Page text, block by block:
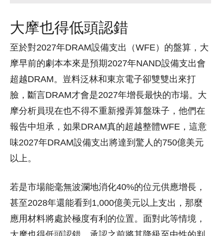
大摩也得低頭認錯
至於對2027年DRAM設備支出（WFE）的盤算，大
摩早前的劇本本來是預期2027年NAND設備支出會
超越DRAM。豈料泛林和東京電子卻雙雙出來打
臉，斷言DRAM才會是2027年增長最快的市場。大
摩分析員現在也不得不重新撥弄算盤珠子，他們在
報告中坦承，如果DRAM真的超越整體WFE，這意
味2027年DRAM設備支出將達到驚人的750億美元
以上。
若是市場能毫無波瀾地消化40%的位元供應增長，
甚至2028年還能看到1,000億美元以上支出，那麼
應用材料將處於極度有利的位置。面對此等情境，